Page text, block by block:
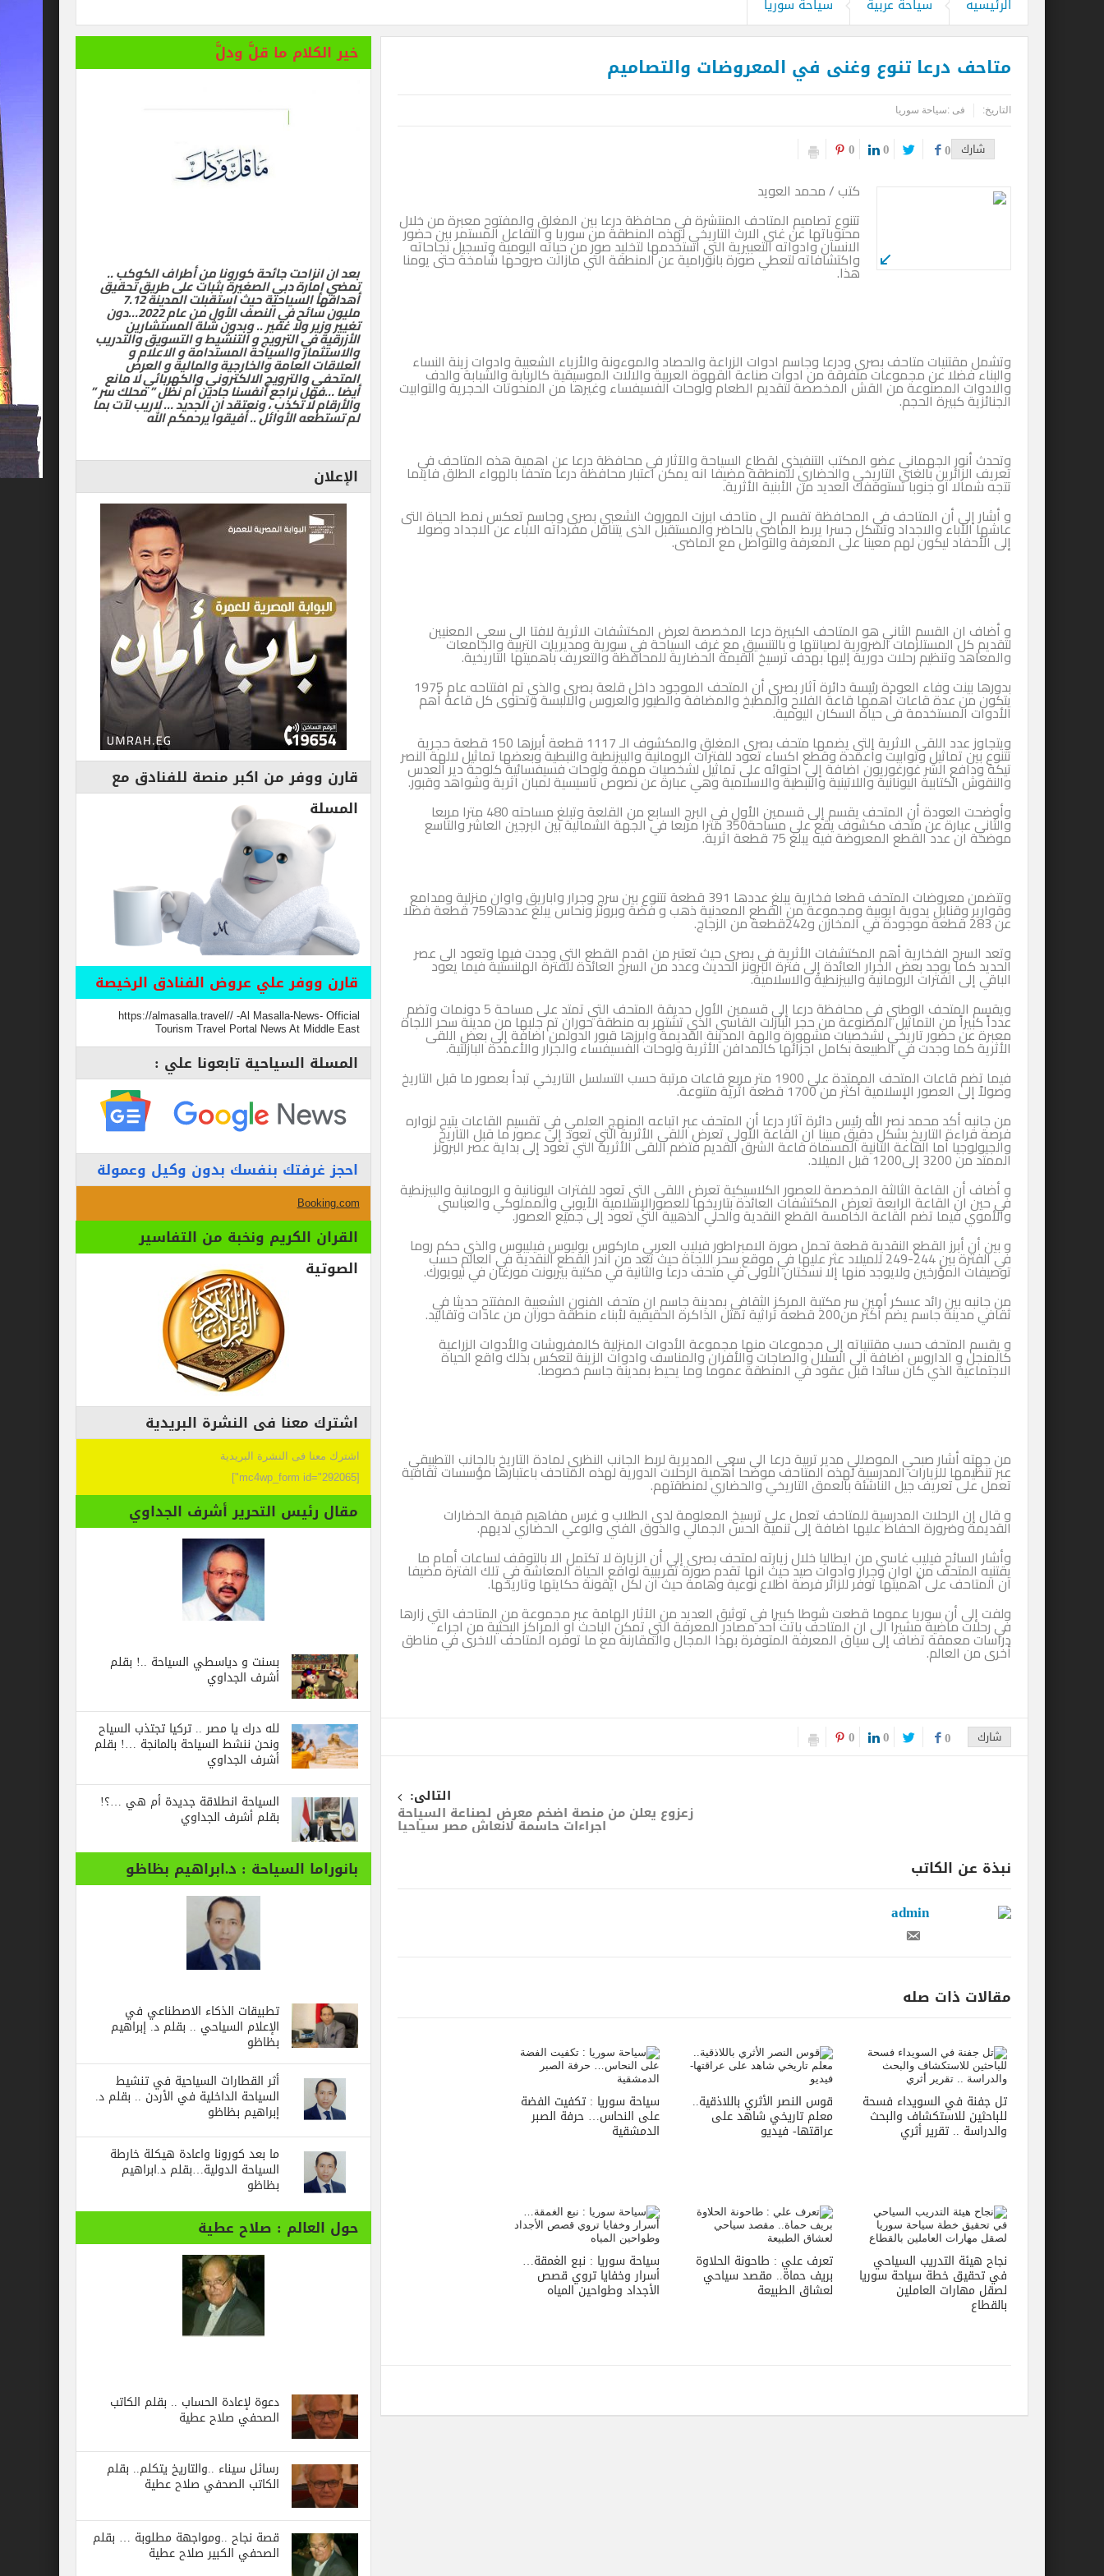
قحت (حمالة الحطب).. العمالة وديمقراطية الدم في السودان .. بقلم الصحفي الكبير محمد عبد القادر
الدفاع عن الحضارة ترفض الرد المستفز لبطلة كليوباترا وتصدر بيانها الثاني
الرئيسيه سياحة عربية سياحة سوريا
متاحف درعا تنوع وغنى في المعروضات والتصاميم
التاريخ: فى :سياحة سوريا
شارك 0
0
0
كتب / محمد العويد
تتنوع تصاميم المتاحف المنتشرة في محافظة درعا بين المغلق والمفتوح معبرة من خلال
محتوياتها عن غنى الارث التاريخي لهذه المنطقة من سوريا و التفاعل المستمر بين حضور
الانسان وادواته التعبيرية التي استخدمها لتخليد صور من حياته اليومية وتسجيل نجاحاته
واكتشافاته لتعطي صورة بانورامية عن المنطقة التي مازالت صروحها شامخة حتى يومنا
هذا.
وتشمل مقتنيات متاحف بصرى ودرعا وجاسم ادوات الزراعة والحصاد والموءونة والأزياء الشعبية وادوات زينة النساء
والبناء فضلا عن مجموعات متفرقة من ادوات صناعة القهوة العربية والالات الموسيقية كالربابة والشبابة والدف
والادوات المصنوعة من القش المخصصة لتقديم الطعام ولوحات الفسيفساء وغيرها من المنحوتات الحجرية والتوابيت
الجنائزية كبيرة الحجم.
وتحدث أنور الجهماني عضو المكتب التنفيذي لقطاع السياحة والآثار في محافظة درعا عن اهمية هذه المتاحف في
تعريف الزائرين بالغنى التاريخي والحضاري للمنطقة مضيفا انه يمكن اعتبار محافظة درعا متحفا بالهواء الطلق فاينما
تتجه شمالا او جنوبا تستوقفك العديد من الأبنية الأثرية.
و أشار إلى أن المتاحف في المحافظة تقسم الى متاحف ابرزت الموروث الشعبى بصرى وجاسم تعكس نمط الحياة التى
عاشها الأباء والاجداد وتشكل جسرا يربط الماضى بالحاضر والمستقبل الذى يتناقل مفرداته الاباء عن الاجداد وصولا
إلى الأحفاد ليكون لهم معينا على المعرفة والتواصل مع الماضى.
و أضاف ان القسم الثاني هو المتاحف الكبيرة درعا المخصصة لعرض المكتشفات الاثرية لافتا الى سعي المعنيين
لتقديم كل المستلزمات الضرورية لصيانتها و بالتنسيق مع غرف السياحة في سورية ومديريات التربية والجامعات
والمعاهد وتنظيم رحلات دورية إليها بهدف ترسيخ القيمة الحضارية للمحافظة والتعريف بأهميتها التاريخية.
بدورها بينت وفاء العودة رئيسة دائرة آثار بصرى أن المتحف الموجود داخل قلعة بصرى والذي تم افتتاحه عام 1975
يتكون من عدة قاعات أهمها قاعة الفلاح والمطبخ والمضافة والطيور والعروس والالبسة وتحتوى كل قاعة أهم
الأدوات المستخدمة فى حياة السكان اليومية.
ويتجاوز عدد اللقى الاثرية التي يضمها متحف بصرى المغلق والمكشوف الـ 1117 قطعة أبرزها 150 قطعة حجرية
تتنوع بين تماثيل وتوابيت وأعمدة وقطع اكساء تعود للفترات الرومانية والبيزنطية والنبطية وبعضها تماثيل لالهة النصر
تيكة ودافع الشر غورغوريون اضافة إلى احتوائه على تماثيل لشخصيات مهمة ولوحات فسيفسائية كلوحة دير العدس
والنقوش الكتابية اليونانية واللاتينية والنبطية والاسلامية وهي عبارة عن نصوص تاسيسية لمبان اثرية وشواهد وقبور.
وأوضحت العودة أن المتحف يقسم إلى قسمين الأول في البرج السابع من القلعة وتبلغ مساحته 480 مترا مربعا
والثاني عبارة عن متحف مكشوف يقع على مساحة350 مترا مربعا في الجهة الشمالية بين البرجين العاشر والتاسع
موضحة ان عدد القطع المعروضة فيه يبلغ 75 قطعة اثرية.
وتتضمن معروضات المتحف قطعا فخارية يبلغ عددها 391 قطعة تتنوع بين سرج وجرار واباريق واوان منزلية ومدامع
وقوارير وقنابل يدوية ايوبية ومجموعة من القطع المعدنية ذهب و فضة وبرونز ونحاس يبلغ عددها759 قطعة فضلا
عن 283 قطعة موجودة في المخازن و242قطعة من الزجاج.
وتعد السرج الفخارية أهم المكتشفات الأثرية في بصرى حيث تعتبر من اقدم القطع التي وجدت فيها وتعود الى عصر
الحديد كما يوجد بعض الجرار العائدة إلى فترة البرونز الحديث وعدد من السرج العائدة للفترة الهلنستية فيما يعود
الباقي إلى الفترات الرومانية والبيزنطية والاسلامية.
ويقسم المتحف الوطني في محافظة درعا إلى قسمين الأول حديقة المتحف التي تمتد على مساحة 5 دونمات وتضم
عدداً كبيراً من التماثيل المصنوعة من حجر البازلت القاسي الذي تشتهر به منطقة حوران تم جلبها من مدينة سحر اللجاة
معبرة عن حضور تاريخي لشخصيات مشهورة والهة المدينة القديمة وابرزها قبور الدولمن اضافة إلى بعض اللقى
الأثرية كما وجدت في الطبيعة بكامل اجزائها كالمدافن الأثرية ولوحات الفسيفساء والجرار والأعمدة البازلتية.
فيما تضم قاعات المتحف الممتدة على 1900 متر مربع قاعات مرتبة حسب التسلسل التاريخي تبدأ بعصور ما قبل التاريخ
وصولاً إلى العصور الإسلامية أكثر من 1700 قطعة اثرية متنوعة.
من جانبه أكد محمد نصر الله رئيس دائرة آثار درعا أن المتحف عبر اتباعه المنهج العلمي في تقسيم القاعات يتيح لزواره
فرصة قراءة التاريخ بشكل دقيق مبينا ان القاعة الأولى تعرض اللقى الأثرية التي تعود إلى عصور ما قبل التاريخ
والجيولوجيا أما القاعة الثانية المسماة قاعة الشرق القديم فتضم اللقى الأثرية التي تعود إلى بداية عصر البرونز
الممتد من 3200 إلى1200 قبل الميلاد.
و أضاف أن القاعة الثالثة المخصصة للعصور الكلاسيكية تعرض اللقى التي تعود للفترات اليونانية و الرومانية والبيزنطية
في حين ان القاعة الرابعة تعرض المكتشفات العائدة بتاريخها للعصورالإسلامية الأيوبي والمملوكي والعباسي
والأموي فيما تضم القاعة الخامسة القطع النقدية والحلي الذهبية التي تعود إلى جميع العصور.
و بين أن أبرز القطع النقدية قطعة تحمل صورة الامبراطور فيليب العربي ماركوس يوليوس فيليبوس والذي حكم روما
في الفترة بين 244-249 للميلاد عثر عليها في موقع سحر اللجاة حيث تعد من أندر القطع النقدية في العالم حسب
توصيفات المؤرخين ولايوجد منها إلا نسختان الأولى في متحف درعا والثانية في مكتبة بيربونت مورغان في نيويورك.
من جانبه بين رائد عسكر أمين سر مكتبة المركز الثقافي بمدينة جاسم ان متحف الفنون الشعبية المفتتح حديثا في
ثقافي مدينة جاسم يضم أكثر من200 قطعة تراثية تمثل الذاكرة الحقيقية لأبناء منطقة حوران من عادات وتقاليد.
و يقسم المتحف حسب مقتنياته إلى مجموعات منها مجموعة الأدوات المنزلية كالمفروشات والأدوات الزراعية
كالمنجل و الداروس اضافة الى السلال والصاجات والأفران والمناسف وادوات الزينة لتعكس بذلك واقع الحياة
الاجتماعية الذي كان سائدا قبل عقود في المنطقة عموما وما يحيط بمدينة جاسم خصوصا.
من جهته أشار صبحي الموصللي مدير تربية درعا الى سعي المديرية لربط الجانب النظري لمادة التاريخ بالجانب التطبيقي
عبر تنظيمها للزيارات المدرسية لهذه المتاحف موضحا أهمية الرحلات الدورية لهذه المتاحف باعتبارها مؤسسات ثقافية
تعمل على تعريف جيل الناشئة بالعمق التاريخي والحضاري لمنطقتهم.
و قال إن الرحلات المدرسية للمتاحف تعمل على ترسيخ المعلومة لدى الطلاب و غرس مفاهيم قيمة الحضارات
القديمة وضرورة الحفاظ عليها اضافة إلى تنمية الحس الجمالي والذوق الفني والوعي الحضاري لديهم.
وأشار السائح فيليب غاسي من ايطاليا خلال زيارته لمتحف بصرى إلى أن الزيارة لا تكتمل الا بالتوقف لساعات أمام ما
يقتنيه المتحف من اوان وجرار وادوات صيد حيث انها تقدم صورة تقريبية لواقع الحياة المعاشة في تلك الفترة مضيفا
ان المتاحف على أهميتها توفر للزائر فرصة اطلاع نوعية وهامة حيث ان لكل ايقونة حكايتها وتاريخها.
ولفت إلى أن سوريا عموما قطعت شوطا كبيرا في توثيق العديد من الآثار الهامة عبر مجموعة من المتاحف التي زارها
في رحلات ماضية مشيرا الى ان المتاحف باتت أحد مصادر المعرفة التي تمكن الباحث او المراكز البحثية من اجراء
دراسات معمقة تضاف إلى سياق المعرفة المتوفرة بهذا المجال والمقارنة مع ما توفره المتاحف الاخرى في مناطق
أخرى من العالم.
شارك 0
0
0
التالى:
زعزوع يعلن من منصة اضخم معرض لصناعة السياحة
اجراءات حاسمة لانعاش مصر سياحيا
نبذة عن الكاتب
admin
مقالات ذات صله
تل جفنة في السويداء فسحة
للباحثين للاستكشاف والبحث
والدراسة .. تقرير أثري
قوس النصر الأثري باللاذقية..
معلم تاريخي شاهد على
عراقتها- فيديو
سياحة سوريا : تكفيت الفضة
على النحاس… حرفة الصبر
الدمشقية
نجاح هيئة التدريب السياحي
في تحقيق خطة سياحة سوريا
لصقل مهارات العاملين
بالقطاع
تعرف علي : طاحونة الحلاوة
بريف حماة.. مقصد سياحي
لعشاق الطبيعة
سياحة سوريا : نبع الغمقة…
أسرار وخفايا تروي قصص
الأجداد وطواحين المياه
خير الكلام ما قلَّ ودلَّ
بعد ان انزاحت جائحة كورونا من أطراف الكوكب ..
تمضي إمارة دبي الصغيرة بثبات على طريق تحقيق
أهدافها السياحية حيث استقبلت المدينة 7.12
مليون سائح في النصف الأول من عام 2022…دون
تغيير وزير ولا غفير .. وبدون شلة المستشارين
الأزرقية في الترويج و التنشيط و التسويق والتدريب
والاستثمار والسياحة المستدامة و الاعلام و
العلاقات العامة والخارجية والمالية و العرض
المتحفي والترويج الالكتروني والكهربائي لا مانع
أيضا …فهل نراجع أنفسنا جادين أم نظل ” محلك سر ”
والأرقام لا تكذب ، ونعتقد ان الجديد … لاريب لآت بما
لم تستطعه الأوائل .. أفيقوا يرحمكم الله
الإعلان
قارن ووفر من اكبر منصة للفنادق مع
المسلة
قارن ووفر علي عروض الفنادق الرخيصة
https://almasalla.travel// -Al Masalla-News- Official
Tourism Travel Portal News At Middle East
المسلة السياحية تابعونا علي :
احجز غرفتك بنفسك بدون وكيل وعمولة
Booking.com
القران الكريم ونخبة من التفاسير
الصوتية
اشترك معنا فى النشرة البريدية
اشترك معنا فى النشرة البريدية
[mc4wp_form id="292065"]
مقال رئيس التحرير أشرف الجداوي
بسنت و دياسطي السياحة ..! بقلم
أشرف الجداوي
لله درك يا مصر .. تركيا تجتذب السياح
ونحن ننشط السياحة بالمانجة …! بقلم
أشرف الجداوي
السياحة انطلاقة جديدة أم هي …؟!
بقلم أشرف الجداوي
بانوراما السياحة : د.ابراهيم بظاظو
تطبيقات الذكاء الاصطناعي في
الإعلام السياحي .. بقلم د. إبراهيم
بظاظو
أثر القطارات السياحية في تنشيط
السياحة الداخلية في الأردن .. بقلم د.
إبراهيم بظاظو
ما بعد كورونا واعادة هيكلة خارطة
السياحة الدولية…بقلم د.ابراهيم
بظاظو
حول العالم : صلاح عطية
دعوة لإعادة الحساب .. بقلم الكاتب
الصحفي صلاح عطية
رسائل‭ ‬سيناء‭.. ‬والتاريخ‭ ‬يتكلم.. بقلم
الكاتب الصحفي صلاح عطية
قصة نجاح ..ومواجهة مطلوبة … بقلم
الصحفي الكبير صلاح عطية